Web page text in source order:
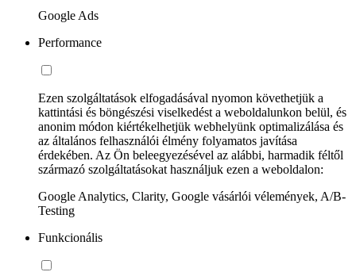
Google Ads
Performance
Ezen szolgáltatások elfogadásával nyomon követhetjük a
kattintási és böngészési viselkedést a weboldalunkon belül, és
anonim módon kiértékelhetjük webhelyünk optimalizálása és
az általános felhasználói élmény folyamatos javítása
érdekében. Az Ön beleegyezésével az alábbi, harmadik féltől
származó szolgáltatásokat használjuk ezen a weboldalon:
Google Analytics, Clarity, Google vásárlói vélemények, A/B-
Testing
Funkcionális